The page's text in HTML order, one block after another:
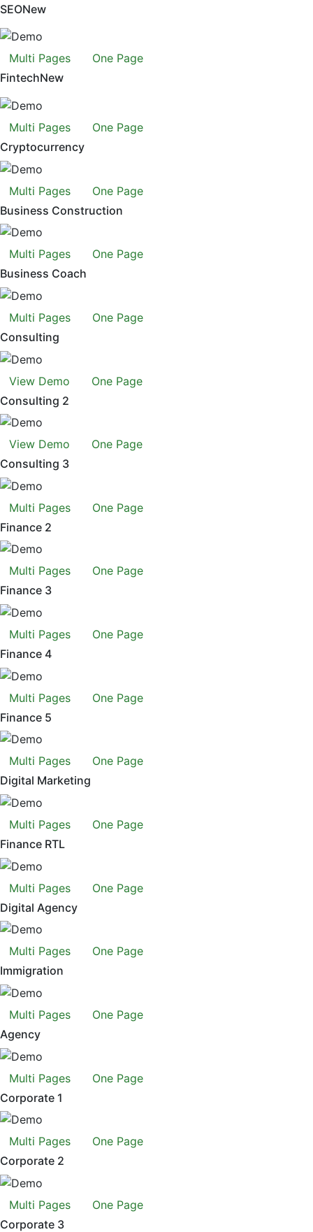
SEONew
Multi Pages
One Page
FintechNew
Multi Pages
One Page
Cryptocurrency
Multi Pages
One Page
Business Construction
Multi Pages
One Page
Business Coach
Multi Pages
One Page
Consulting
View Demo
One Page
Consulting 2
View Demo
One Page
Consulting 3
Multi Pages
One Page
Finance 2
Multi Pages
One Page
Finance 3
Multi Pages
One Page
Finance 4
Multi Pages
One Page
Finance 5
Multi Pages
One Page
Digital Marketing
Multi Pages
One Page
Finance RTL
Multi Pages
One Page
Digital Agency
Multi Pages
One Page
Immigration
Multi Pages
One Page
Agency
Multi Pages
One Page
Corporate 1
Multi Pages
One Page
Corporate 2
Multi Pages
One Page
Corporate 3